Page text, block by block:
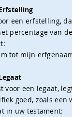
een erfstelling,
percentage van
tot mijn
voor een legaat,
goed, zoals
in uw testament: